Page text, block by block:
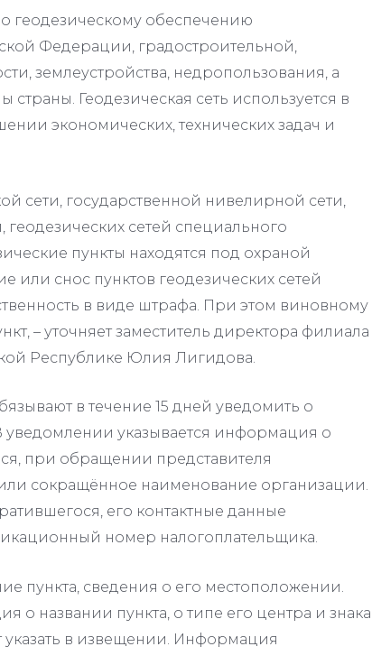
геодезическому обеспечению
Федерации, градостроительной,
землеустройства, недропользования, а
Геодезическая сеть используется в
экономических, технических задач и
сети, государственной нивелирной сети,
сетей специального
пункты находятся под охраной
или снос пунктов геодезических сетей
в виде штрафа. При этом виновному
– уточняет заместитель директора филиала
Республике Юлия Лигидова.
в течение 15 дней уведомить о
указывается информация о
при обращении представителя
сокращённое наименование организации.
его контактные данные
номер налогоплательщика.
пункта, сведения о его местоположении.
о названии пункта, о типе его центра и знака
указать в извещении. Информация